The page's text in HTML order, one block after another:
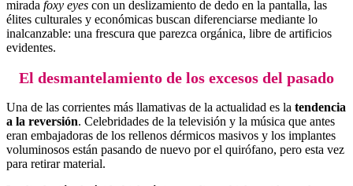
mirada foxy eyes con un deslizamiento de dedo en la pantalla, las
élites culturales y económicas buscan diferenciarse mediante lo
inalcanzable: una frescura que parezca orgánica, libre de artificios
evidentes.
El desmantelamiento de los excesos del pasado
Una de las corrientes más llamativas de la actualidad es la tendencia
a la reversión. Celebridades de la televisión y la música que antes
eran embajadoras de los rellenos dérmicos masivos y los implantes
voluminosos están pasando de nuevo por el quirófano, pero esta vez
para retirar material.